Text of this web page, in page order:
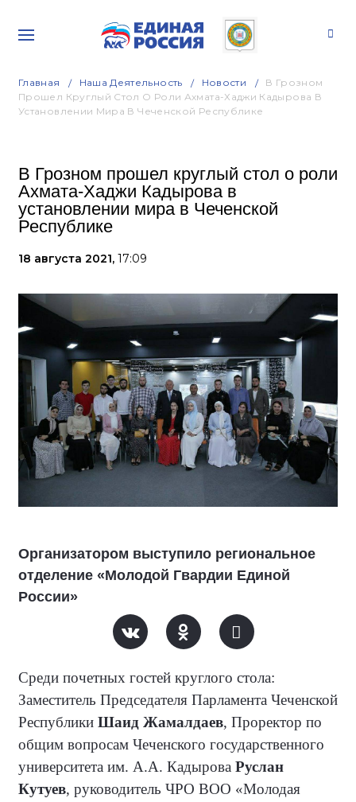
Главная Наша Деятельность Новости
В Грозном
Прошел Круглый Стол О Роли Ахмата-Хаджи Кадырова В
Установлении Мира В Чеченской Республике
В Грозном прошел круглый стол о роли
Ахмата-Хаджи Кадырова в
установлении мира в Чеченской
Республике
18 августа 2021, 17:09
Организатором выступило региональное
отделение «Молодой Гвардии Единой
России»
Среди почетных гостей круглого стола:
Заместитель Председателя Парламента Чеченской
Республики Шаид Жамалдаев, Проректор по
общим вопросам Чеченского государственного
университета им. А.А. Кадырова Руслан
Кутуев, руководитель ЧРО ВОО «Молодая